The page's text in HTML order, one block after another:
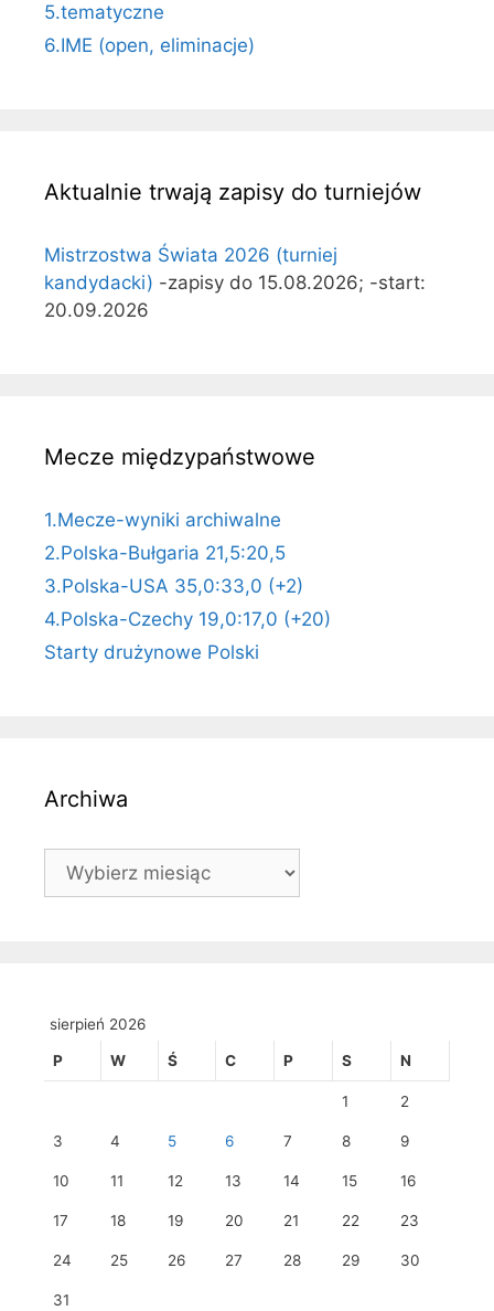
5.tematyczne
6.IME (open, eliminacje)
Aktualnie trwają zapisy do turniejów
Mistrzostwa Świata 2026 (turniej
kandydacki) -zapisy do 15.08.2026; -start:
20.09.2026
Mecze międzypaństwowe
1.Mecze-wyniki archiwalne
2.Polska-Bułgaria 21,5:20,5
3.Polska-USA 35,0:33,0 (+2)
4.Polska-Czechy 19,0:17,0 (+20)
Starty drużynowe Polski
Archiwa
Archiwa
sierpień 2026
P W Ś C P S N
1 2
3 4 5 6 7 8 9
10 11 12 13 14 15 16
17 18 19 20 21 22 23
24 25 26 27 28 29 30
31